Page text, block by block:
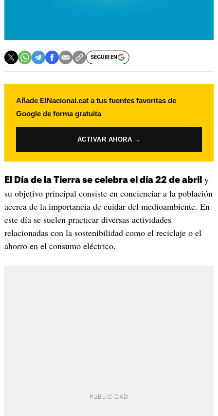
SEGUIR EN
Añade ElNacional.cat a tus fuentes favoritas de
Google de forma gratuita
ACTIVAR AHORA →
El Día de la Tierra se celebra el día 22 de abril y
su objetivo principal consiste en concienciar a la población
acerca de la importancia de cuidar del medioambiente. En
este día se suelen practicar diversas actividades
relacionadas con la sostenibilidad como el reciclaje o el
ahorro en el consumo eléctrico.